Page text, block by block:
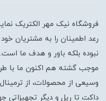
فروشگاه نیک مهر الکتریک
رعد اطمینان را به مشتریان
موجب گشته هم اکنون ما با
وسیعی از محصولات، از ترمینال
داکت تا ریل و دیگر تجهیزاتی